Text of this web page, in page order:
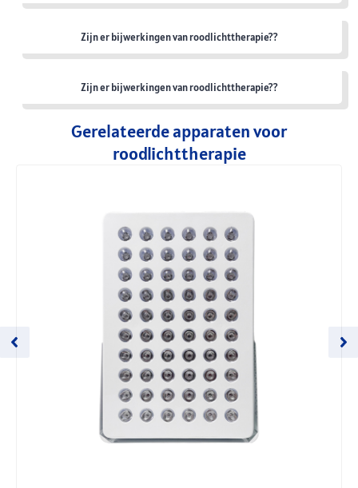
Zijn er bijwerkingen van roodlichttherapie??
Zijn er bijwerkingen van roodlichttherapie??
Gerelateerde apparaten voor
roodlichttherapie